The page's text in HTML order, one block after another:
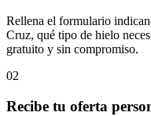
Rellena el formulario
Cruz, qué tipo de hielo
gratuito y sin compromiso.
02
Recibe tu oferta